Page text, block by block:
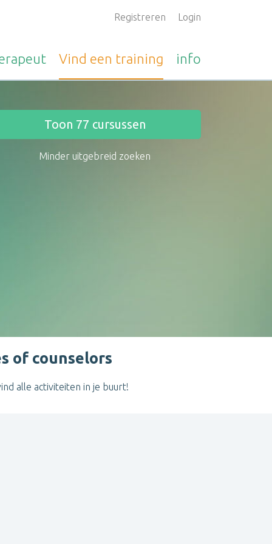
Registreren Login
Vind een training info
Toon 77 cursussen
Minder uitgebreid zoeken
of counselors
alle activiteiten in je buurt!